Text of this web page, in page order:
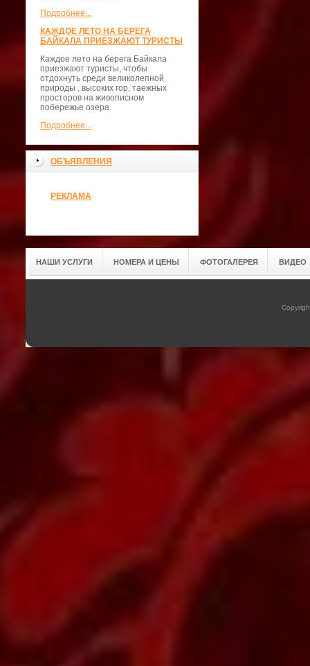
Подробнее...
КАЖДОЕ ЛЕТО НА БЕРЕГА
БАЙКАЛА ПРИЕЗЖАЮТ ТУРИСТЫ
Каждое лето на берега Байкала
приезжают туристы, чтобы
отдохнуть среди великолепной
природы , высоких гор, таежных
просторов на живописном
побережье озера.
Подробнее...
ОБЪЯВЛЕНИЯ
РЕКЛАМА
НАШИ УСЛУГИ НОМЕРА И ЦЕНЫ ФОТОГАЛЕРЕЯ ВИДЕО